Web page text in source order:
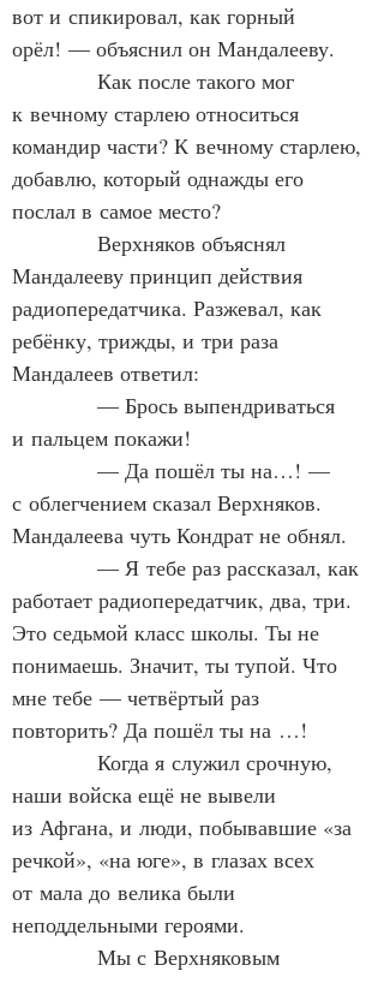
вот и спикировал, как горный
орёл! — объяснил он Мандалееву.
Как после такого мог
к вечному старлею относиться
командир части? К вечному старлею,
добавлю, который однажды его
послал в самое место?
Верхняков объяснял
Мандалееву принцип действия
радиопередатчика. Разжевал, как
ребёнку, трижды, и три раза
Мандалеев ответил:
— Брось выпендриваться
и пальцем покажи!
— Да пошёл ты на…! —
с облегчением сказал Верхняков.
Мандалеева чуть Кондрат не обнял.
— Я тебе раз рассказал, как
работает радиопередатчик, два, три.
Это седьмой класс школы. Ты не
понимаешь. Значит, ты тупой. Что
мне тебе — четвёртый раз
повторить? Да пошёл ты на …!
Когда я служил срочную,
наши войска ещё не вывели
из Афгана, и люди, побывавшие «за
речкой», «на юге», в глазах всех
от мала до велика были
неподдельными героями.
Мы с Верхняковым